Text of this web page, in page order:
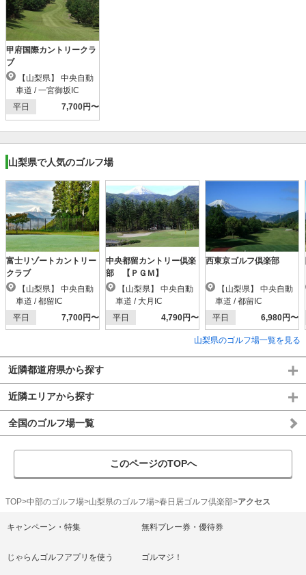
甲府国際カントリークラ
ブ
車道 / 一宮御坂IC
平日
7,700円〜
山梨県で人気のゴルフ場
富士リゾートカントリー
クラブ
車道 / 都留IC
平日
7,700円〜
中央都留カントリー倶楽
部 【ＰＧＭ】
車道 / 大月IC
平日
4,790円〜
西東京ゴルフ倶楽部
車道 / 都留IC
平日
6,980円〜
山梨県のゴルフ場一覧を見る
近隣都道府県から探す
近隣エリアから探す
全国のゴルフ場一覧
このページのTOPへ
TOP 中部のゴルフ場 山梨県のゴルフ場 春日居ゴルフ倶楽部 アクセス
キャンペーン・特集 無料プレー券・優待券
じゃらんゴルフアプリを使う ゴルマジ！